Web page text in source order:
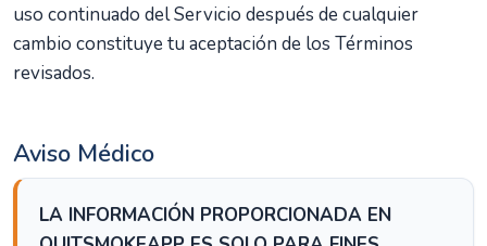
uso continuado del Servicio después de cualquier
cambio constituye tu aceptación de los Términos
revisados.
Aviso Médico
LA INFORMACIÓN PROPORCIONADA EN